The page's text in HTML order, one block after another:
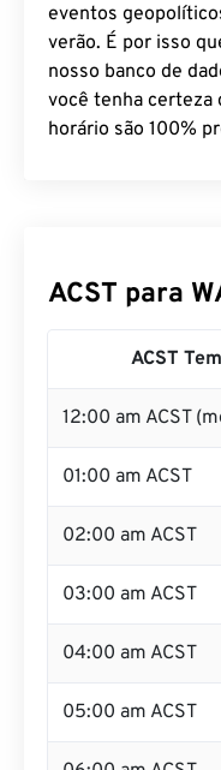
eventos
verão. É por isso
nosso banco de
você tenha certeza
horário são 100%
ACST para
ACST
12:00 am ACST
01:00 am ACST
02:00 am ACST
03:00 am ACST
04:00 am ACST
05:00 am ACST